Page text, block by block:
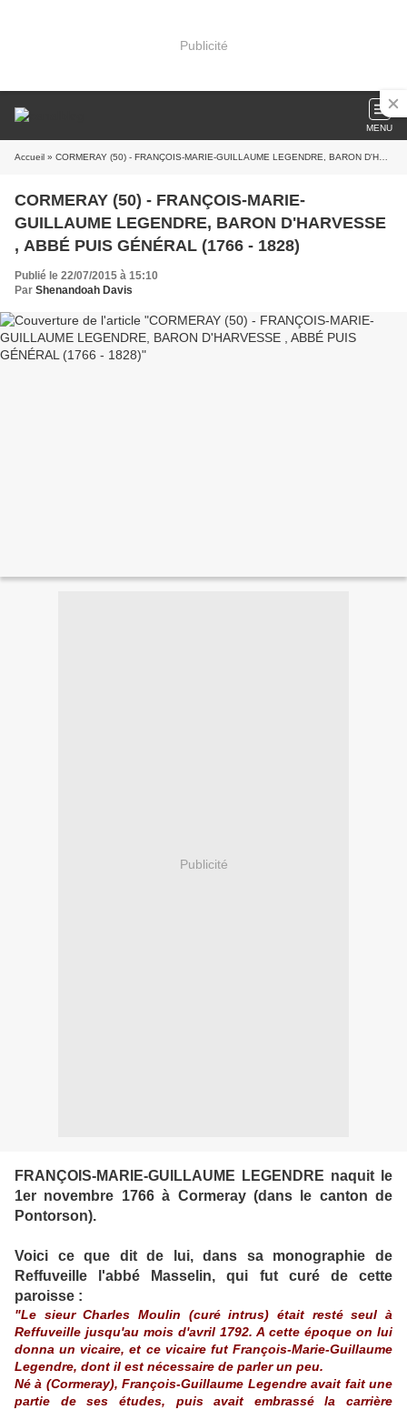
Publicité
MENU
Accueil » CORMERAY (50) - FRANÇOIS-MARIE-GUILLAUME LEGENDRE, BARON D'HARVESSE , ABBÉ PUIS GÉNÉRAL (1766 - 1828)
CORMERAY (50) - FRANÇOIS-MARIE-
GUILLAUME LEGENDRE, BARON D'HARVESSE
, ABBÉ PUIS GÉNÉRAL (1766 - 1828)
Publié le 22/07/2015 à 15:10
Par Shenandoah Davis
Publicité
FRANÇOIS-MARIE-GUILLAUME LEGENDRE naquit le
1er novembre 1766 à Cormeray (dans le canton de
Pontorson).
Voici ce que dit de lui, dans sa monographie de
Reffuveille l'abbé Masselin, qui fut curé de cette
paroisse :
"Le sieur Charles Moulin (curé intrus) était resté seul à
Reffuveille jusqu'au mois d'avril 1792. A cette époque on lui
donna un vicaire, et ce vicaire fut François-Marie-Guillaume
Legendre, dont il est nécessaire de parler un peu.
Né à (Cormeray), François-Guillaume Legendre avait fait une
partie de ses études, puis avait embrassé la carrière